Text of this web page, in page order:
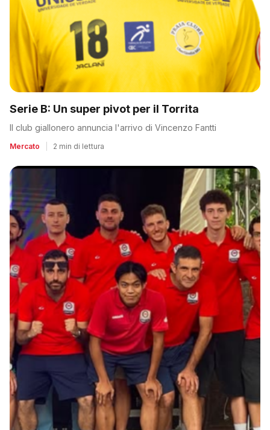
Serie B: Un super pivot per il Torrita
Il club giallonero annuncia l'arrivo di Vincenzo Fantti
Mercato 2 min di lettura